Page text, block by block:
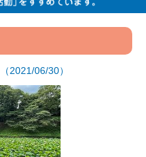
（2021/06/30）